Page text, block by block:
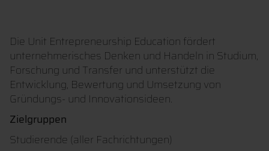
Die Unit Entrepreneurship Education fördert
unternehmerisches Denken und Handeln in Studium,
Forschung und Transfer und unterstützt die
Entwicklung, Bewertung und Umsetzung von
Gründungs- und Innovationsideen.
Zielgruppen
Studierende (aller Fachrichtungen)